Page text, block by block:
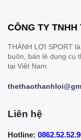
CÔNG TY
THÀNH LỢI SPORT
buôn, bán lẻ dụng cụ
tại Việt Nam.
Liên hệ
Hotline: